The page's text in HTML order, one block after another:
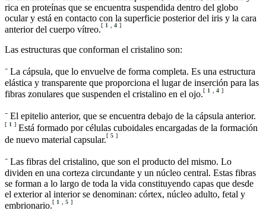
rica en proteínas que se encuentra suspendida dentro del globo
ocular y está en contacto con la superficie posterior del iris y la cara
anterior del cuerpo vítreo.[ 1 , 4 ]
Las estructuras que conforman el cristalino son:
⁻ La cápsula, que lo envuelve de forma completa. Es una estructura
elástica y transparente que proporciona el lugar de inserción para las
fibras zonulares que suspenden el cristalino en el ojo.[ 1 4 ]
⁻ El epitelio anterior, que se encuentra debajo de la cápsula anterior.
[ 1 ] Está formado por células cuboidales encargadas de la formación
de nuevo material capsular.[ 5 ]
⁻ Las fibras del cristalino, que son el producto del mismo. Lo
dividen en una corteza circundante y un núcleo central. Estas fibras
se forman a lo largo de toda la vida constituyendo capas que desde
el exterior al interior se denominan: córtex, núcleo adulto, fetal y
embrionario.[ 1 5 ]